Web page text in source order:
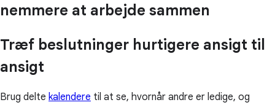
nemmere at arbejde sammen
Træf beslutninger hurtigere ansigt til
ansigt
Brug delte kalendere til at se, hvornår andre er ledige, og